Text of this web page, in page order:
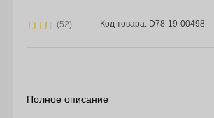
(52) Код товара: D78-19-00498
Полное описание